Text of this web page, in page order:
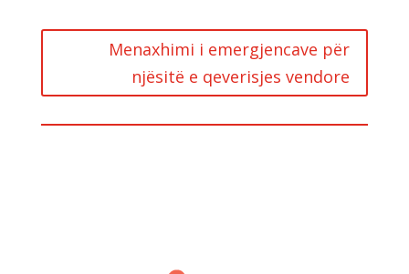
Menaxhimi i emergjencave për
njësitë e qeverisjes vendore